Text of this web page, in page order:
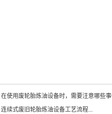
在使用废轮胎炼油设备时，需要注意哪些
连续式废旧轮胎炼油设备工艺流程...